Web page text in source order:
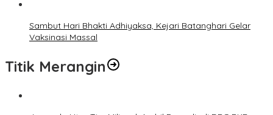
Sambut Hari Bhakti Adhiyaksa, Kejari Batanghari Gelar
Vaksinasi Massal
Titik Merangin